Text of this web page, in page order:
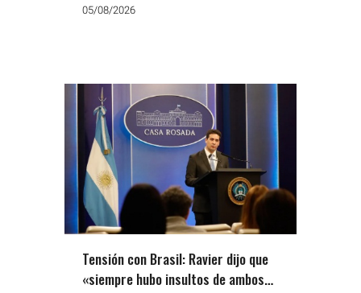
05/08/2026
Tensión con Brasil: Ravier dijo que
«siempre hubo insultos de ambos